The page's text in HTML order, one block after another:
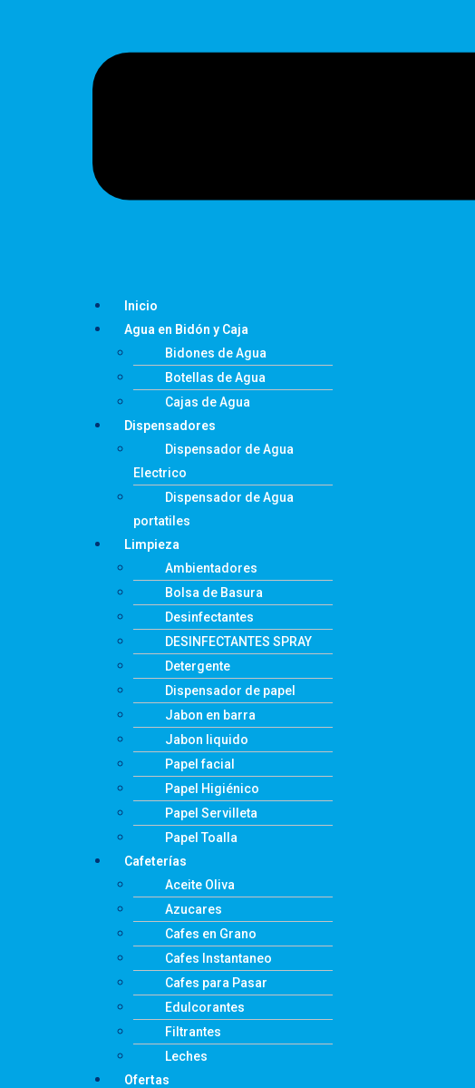
Inicio
Agua en Bidón y Caja
Bidones de Agua
Botellas de Agua
Cajas de Agua
Dispensadores
Dispensador de Agua
Electrico
Dispensador de Agua
portatiles
Limpieza
Ambientadores
Bolsa de Basura
Desinfectantes
DESINFECTANTES SPRAY
Detergente
Dispensador de papel
Jabon en barra
Jabon liquido
Papel facial
Papel Higiénico
Papel Servilleta
Papel Toalla
Cafeterías
Aceite Oliva
Azucares
Cafes en Grano
Cafes Instantaneo
Cafes para Pasar
Edulcorantes
Filtrantes
Leches
Ofertas